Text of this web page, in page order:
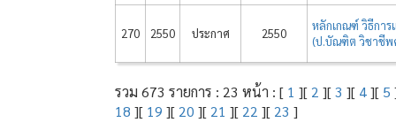
270 2550 ประกาศ 2550
หลักเกณฑ์ วิธีกา
(ป.บัณฑิต วิชาชีพ
รวม 673 รายการ : 23 หน้า : [ 1 ][ 2 ][3 ][ 4][ 5
18 ][ 19 ][ 20 ][ 21 ][ 22 ][ 23 ]